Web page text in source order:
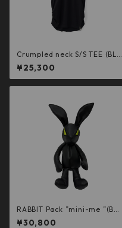
Crumpled neck S/S TEE (BLA
CK)
¥25,300
RABBIT Pack ”mini-me ”(BLA
CK)
¥30,800